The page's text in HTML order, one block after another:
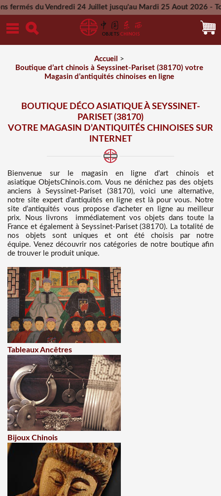
Vendredi 24 Juillet jusqu'au Mardi 25 Aout 2026 - Toutes les
Mercredi 26 Aout 2026
Accueil
>
Boutique d’art chinois à Seyssinet-Pariset (38170) votre
Magasin d’antiquités chinoises en ligne
BOUTIQUE DÉCO ASIATIQUE À SEYSSINET-
PARISET (38170)
VOTRE MAGASIN D’ANTIQUITÉS CHINOISES SUR
INTERNET
Bienvenue sur
le magasin en ligne d’art chinois et
asiatiqueObjetsChinois.com. Vous ne dénichez pas desobjets
anciens à Seyssinet-Pariset (38170), voici une alternative,
notre site expert d’antiquités en ligne est là pour vous. Notre
site d’antiquités vous propose d'acheter en ligne au meilleur
prix. Nous
livrons immédiatement vos objets dans toute la
France et également à Seyssinet-Pariset (38170). La totalité de
nos objets sont uniques et ont été choisis par notre
équipe. Venez découvrir nos catégories de notre boutique afin
de trouver le produit unique.
Tableaux Ancêtres
Bijoux Chinois